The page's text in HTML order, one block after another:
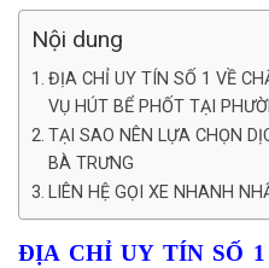
Nội dung
ĐỊA CHỈ UY TÍN SỐ 1 VỀ
VỤ HÚT BỂ PHỐT TẠI
TẠI SAO NÊN LỰA CHỌN
BÀ TRƯNG
LIÊN HỆ GỌI XE NHANH
ĐỊA CHỈ UY TÍN SỐ